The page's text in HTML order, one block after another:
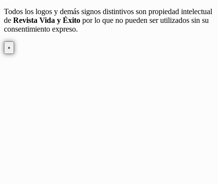
Todos los logos y demás signos distintivos son propiedad intelectual
de Revista Vida y Éxito por lo que no pueden ser utilizados sin su
consentimiento expreso.
×